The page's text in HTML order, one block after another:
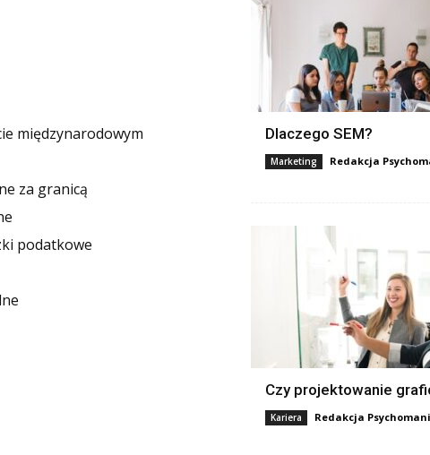
międzynarodowym
za granicą
podatkowe
Dlaczego SEM?
Marketing Redakcja
Czy projektowanie
Kariera Redakcja